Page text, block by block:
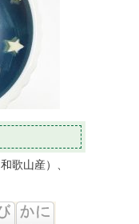
歌山産）、